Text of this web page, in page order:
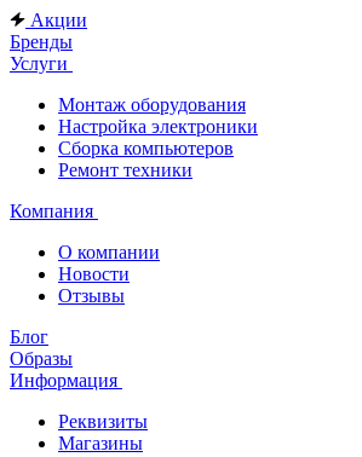
Акции
Бренды
Услуги
Монтаж оборудования
Настройка электроники
Сборка компьютеров
Ремонт техники
Компания
О компании
Новости
Отзывы
Блог
Образы
Информация
Реквизиты
Магазины